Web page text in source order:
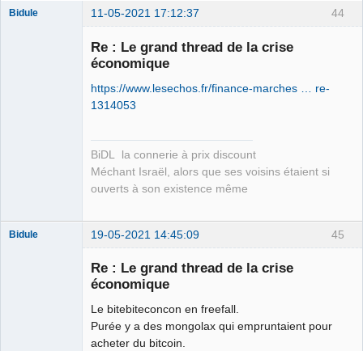
44
Bidule 11-05-2021 17:12:37
Re : Le grand thread de la crise
économique
https://www.lesechos.fr/finance-marches … re-
1314053
BiDL la connerie à prix discount
Méchant Israël, alors que ses voisins étaient si
ouverts à son existence même
45
Bidule 19-05-2021 14:45:09
Re : Le grand thread de la crise
économique
Le bitebiteconcon en freefall.
Purée y a des mongolax qui empruntaient pour
acheter du bitcoin.